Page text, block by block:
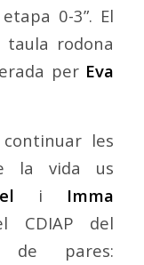
0-3”. El
rodona
per Eva
les
la vida us
i Imma
CDIAP del
de pares: